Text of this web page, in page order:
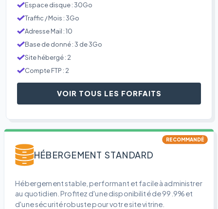
Espace disque : 30Go
Traffic / Mois : 3Go
Adresse Mail : 10
Base de donné : 3 de 3Go
Site hébergé : 2
Compte FTP : 2
VOIR TOUS LES FORFAITS
RECOMMANDÉ
HÉBERGEMENT STANDARD
Hébergement stable, performant et facile à administrer
au quotidien. Profitez d'une disponibilité de 99.9% et
d'une sécurité robuste pour votre site vitrine.